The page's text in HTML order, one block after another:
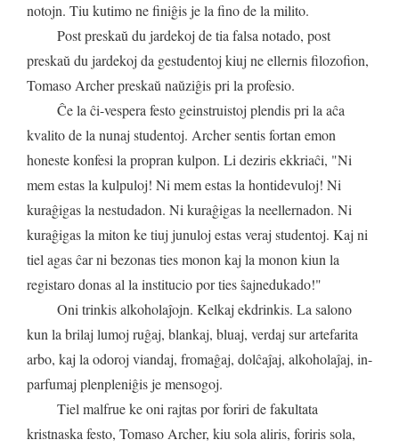
notojn. Tiukutimonefiniĝisjelafinodelamilito.
Postpreskaŭdujardekoj detiafalsanotado,post
preskaŭdujardekoj da gestudentoj kiuj neellernisfilozofion,
TomasoArcherpreskaŭnaŭziĝisprilaprofesio.
Ĉelaĉi-vesperafesto geinstruistoj plendisprilaaĉa
kvalitodelanunaj studentoj. Archersentisfortanemon
honestekonfesilaproprankulpon. Lidezirisekkriaĉi, "Ni
memestaslakulpuloj! Nimemestaslahontidevuloj! Ni
kuraĝigaslanestudadon. Nikuraĝigaslaneellernadon. Ni
kuraĝigaslamitonketiuj junuloj estasveraj studentoj. Kaj ni
tielagasĉarnibezonastiesmononkaj lamononkiunla
registarodonasallainstitucioportiesŝajnedukado!"
Onitrinkisalkoholaĵojn.Kelkaj ekdrinkis.Lasalono
kunlabrilaj lumoj ruĝaj, blankaj, bluaj, verdaj surartefarita
arbo, kaj laodoroj viandaj, fromaĝaj, dolĉaĵaj, alkoholaĵaj, in-
parfumaj plenpleniĝisjemensogoj.
Tielmalfruekeonirajtasporforiridefakultata
kristnaskafesto, TomasoArcher, kiusolaaliris, foririssola,